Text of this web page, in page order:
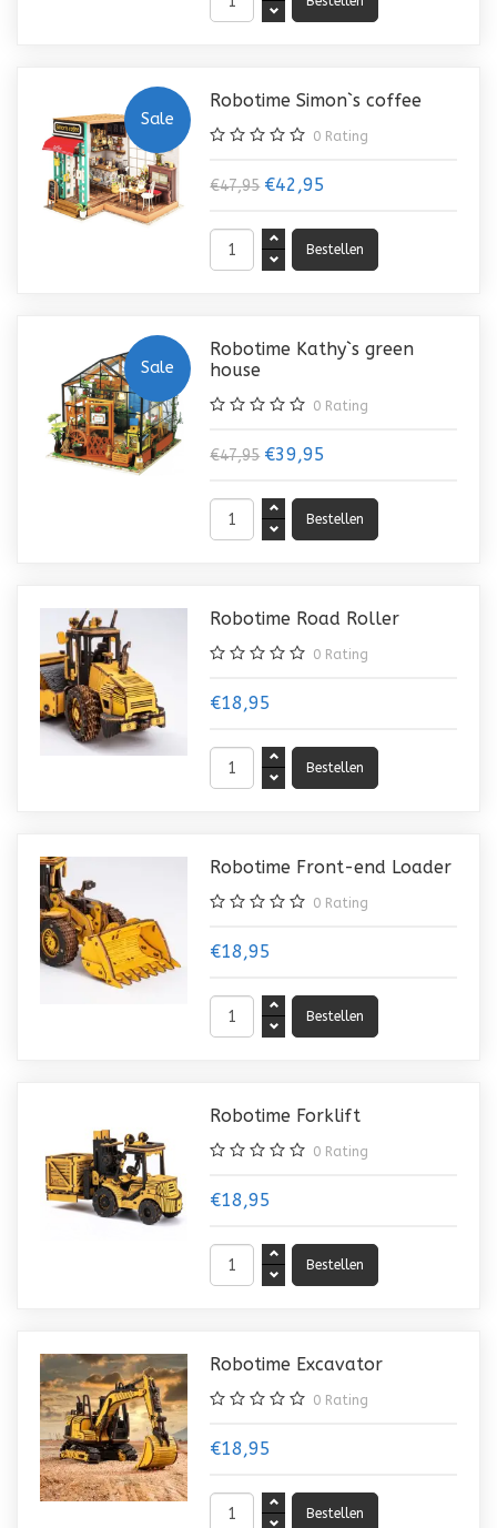
Sale
Robotime Simon`s coffee
0 Rating
€47,95 €42,95
Sale
Robotime Kathy`s green
house
0 Rating
€47,95 €39,95
Robotime Road Roller
0 Rating
€18,95
Robotime Front-end Loader
0 Rating
€18,95
Robotime Forklift
0 Rating
€18,95
Robotime Excavator
0 Rating
€18,95